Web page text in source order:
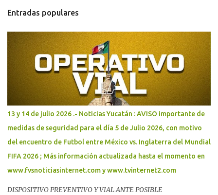
s
Entradas populares
13 y 14 de julio 2026 .- Noticias Yucatán : AVISO importante de
medidas de seguridad para el día 5 de Julio 2026, con motivo
del encuentro de Futbol entre México vs. Inglaterra del Mundial
FIFA 2026 ; Más información actualizada hasta el momento en
www.fvsnoticiasinternet.com y www.tvinternet2.com
DISPOSITIVO PREVENTIVO Y VIAL ANTE POSIBLE